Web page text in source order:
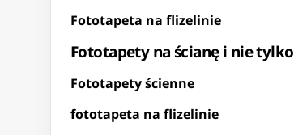
Fototapeta na flizelinie
Fototapety na ścianę i nie tylko
Fototapety ścienne
fototapeta na flizelinie